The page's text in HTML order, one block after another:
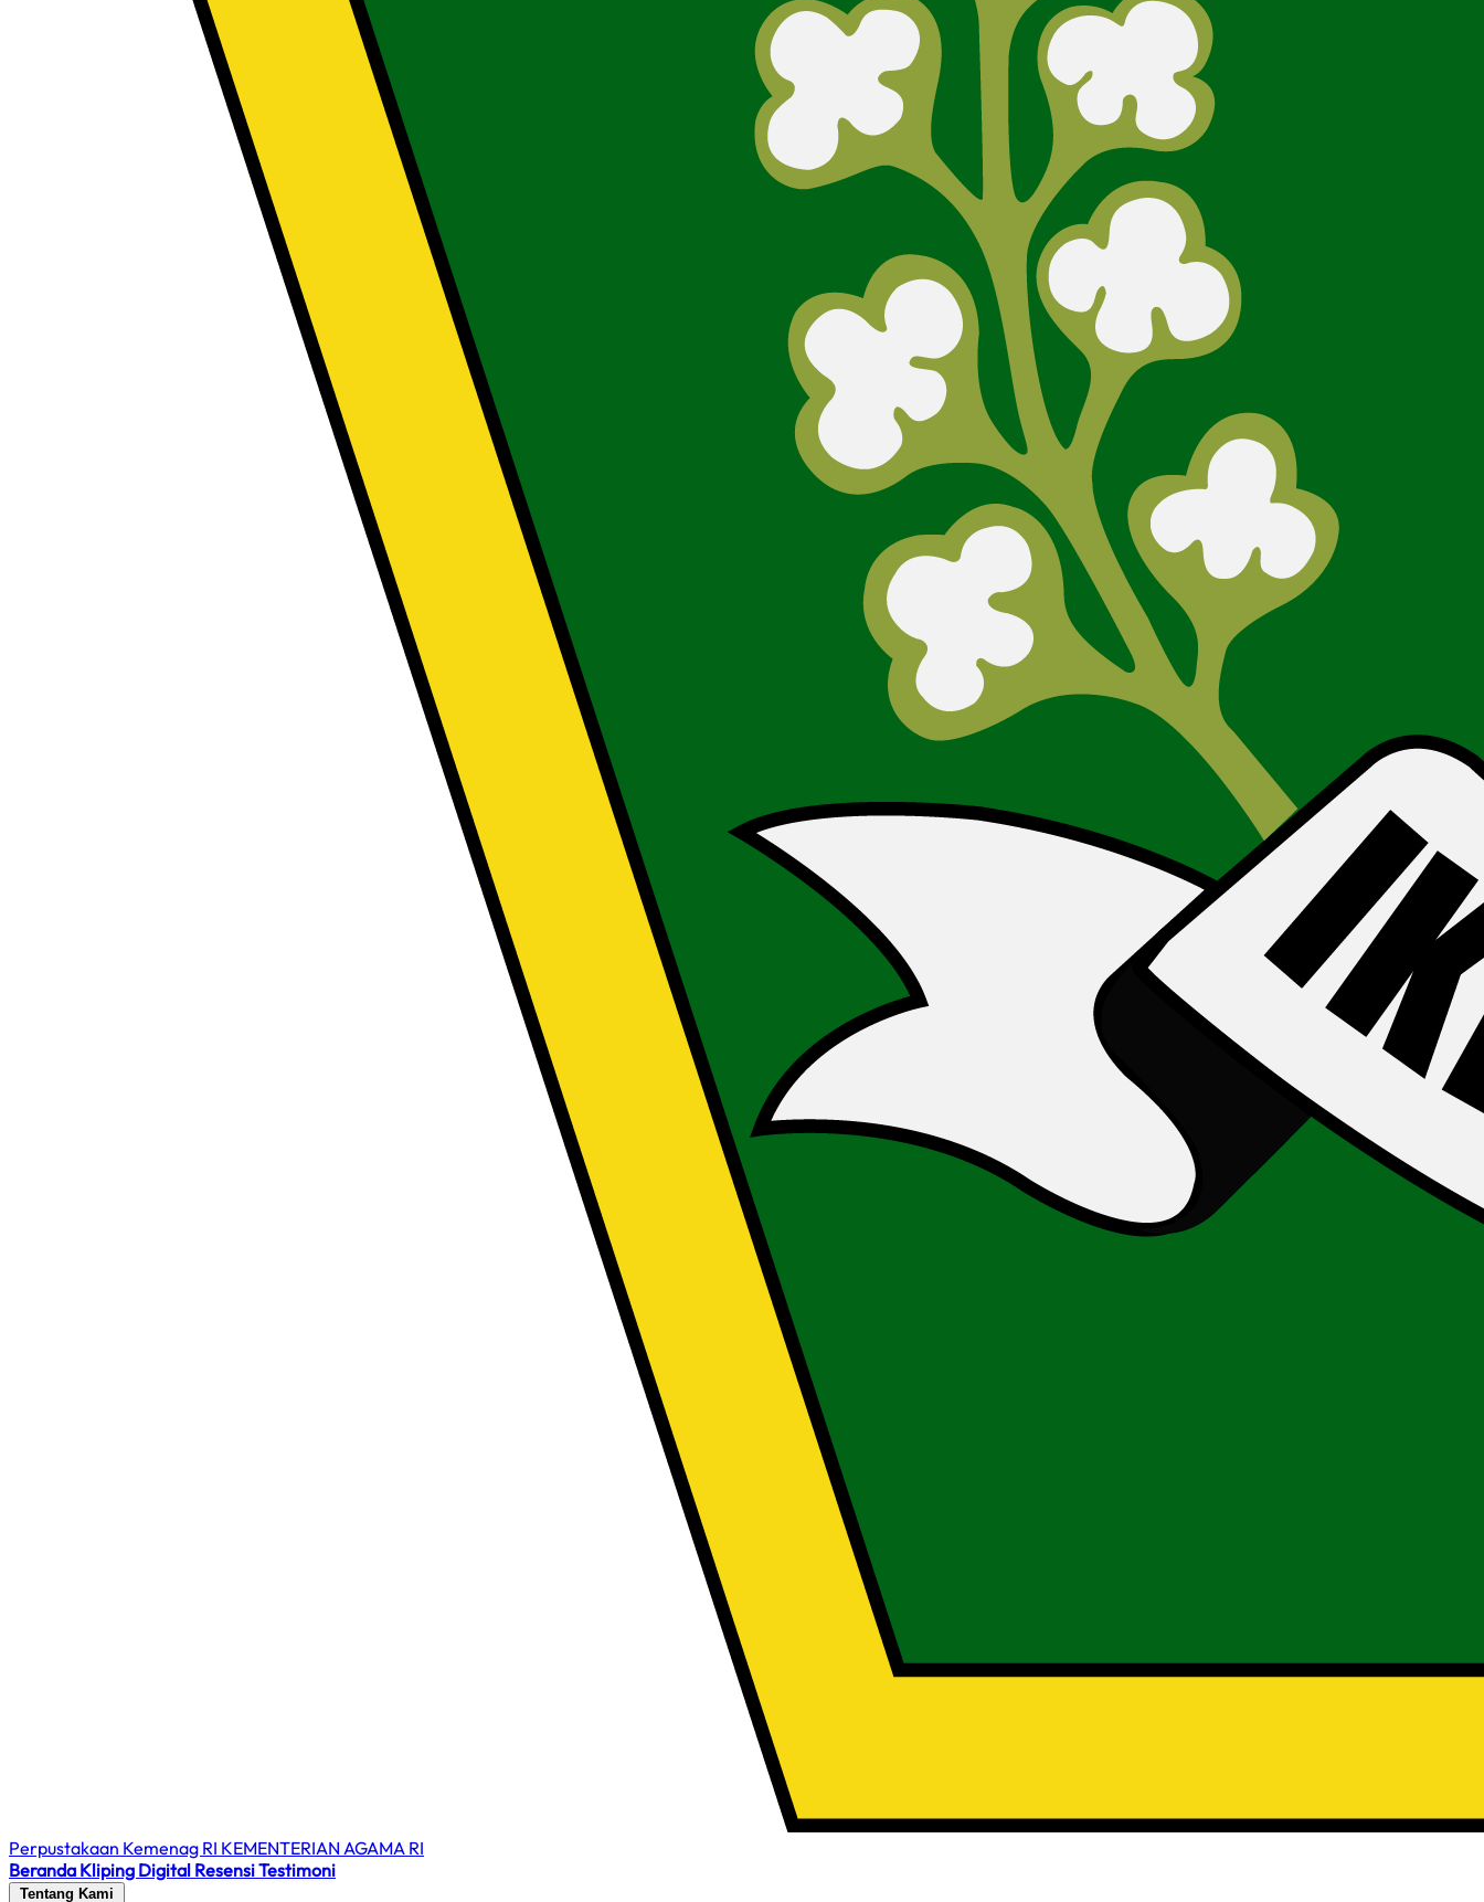
Perpustakaan Kemenag RI KEMENTERIAN AGAMA RI
Beranda Kliping Digital ResensiTestimoni
Tentang Kami